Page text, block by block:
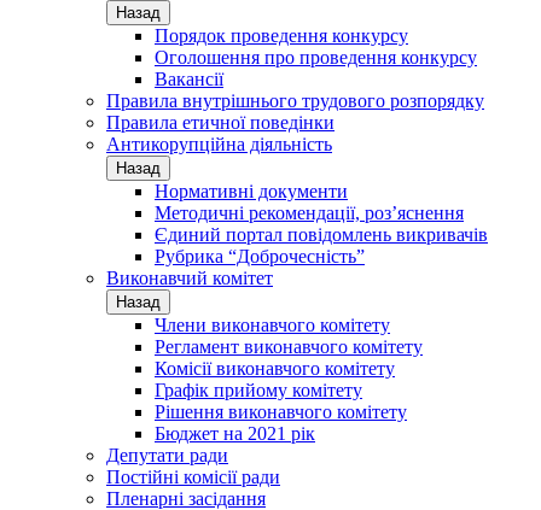
Назад
Порядок проведення конкурсу
Оголошення про проведення конкурсу
Вакансії
Правила внутрішнього трудового розпорядку
Правила етичної поведінки
Антикорупційна діяльність
Назад
Нормативні документи
Методичні рекомендації, роз’яснення
Єдиний портал повідомлень викривачів
Рубрика “Доброчесність”
Виконавчий комітет
Назад
Члени виконавчого комітету
Регламент виконавчого комітету
Комісії виконавчого комітету
Графік прийому комітету
Рішення виконавчого комітету
Бюджет на 2021 рік
Депутати ради
Постійні комісії ради
Пленарні засідання